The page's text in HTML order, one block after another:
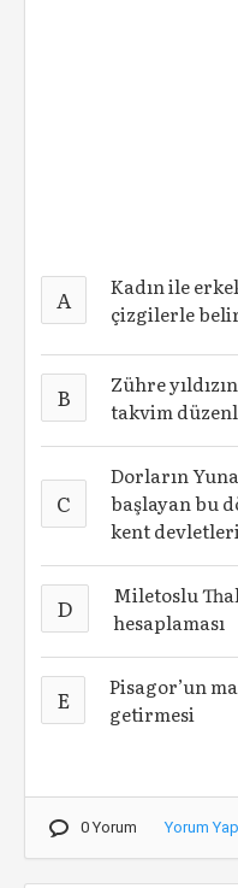
A
Kadın ile
çizgilerle
B
Zühre
takvim
C
Dorların
başlayan bu
kent
D
Miletoslu
hesaplaması
E
Pisagor’un
getirmesi
0 Yorum Yorum Yap